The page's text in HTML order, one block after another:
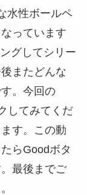
水性ボールペ
っています
グしてシリー
またどんな
。今回の
してみてくだ
す。この動
らGoodボタ
最後までご